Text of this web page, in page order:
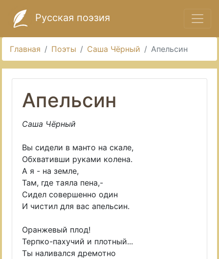
Русская поэзия
Главная Поэты Саша Чёрный Апельсин
Апельсин
Саша Чёрный
Вы сидели в манто на скале,
Обхвативши руками колена.
А я - на земле,
Там, где таяла пена,-
Сидел совершенно один
И чистил для вас апельсин.
Оранжевый плод!
Терпко-пахучий и плотный...
Ты наливался дремотно